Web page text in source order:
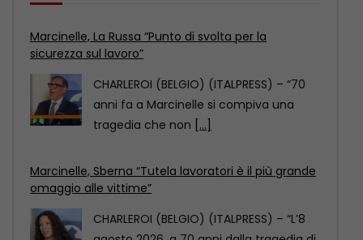
Marcinelle, Sberna “Tutela lavoratori è il più grande
omaggio alle vittime”
CHARLEROI (BELGIO) (ITALPRESS) – “L’8
agosto 2026, a 70 anni dalla tragedia di
Marcinelle, viene [...]
Marcinelle, Calderone “Il lavoro deve essere più
sicuro”
CHARLEROI (BELGIO) (ITALPRESS) – “La